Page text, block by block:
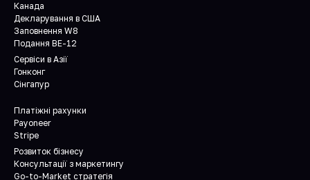
Канада
Декларування в США
Заповнення W8
Подання BE-12
Сервіси в Азії
Гонконг
Сінгапур
Платіжні рахунки
Payoneer
Stripe
Розвиток бізнесу
Консультації з маркетингу
Go-to-Market стратегія